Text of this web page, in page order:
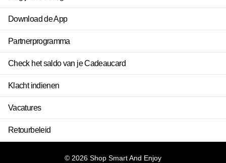
Download de App
Partnerprogramma
Check het saldo van je Cadeaucard
Klacht indienen
Vacatures
Retourbeleid
© 2026 Shop Smart And Enjoy